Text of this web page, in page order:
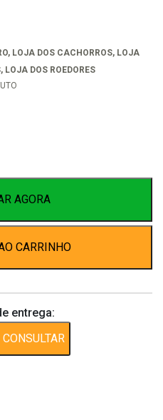
, LOJA DOS CACHORROS, LOJA
, LOJA DOS ROEDORES
AGORA
CARRINHO
entrega:
CONSULTAR